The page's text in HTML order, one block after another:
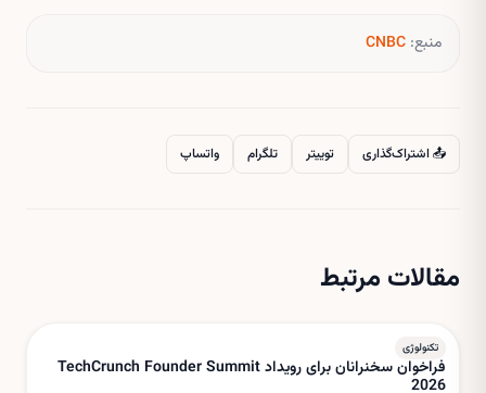
منبع: CNBC
📤 اشتراک‌گذاری توییتر تلگرام واتساپ
مقالات مرتبط
تکنولوژی
فراخوان سخنرانان برای رویداد TechCrunch Founder Summit
2026